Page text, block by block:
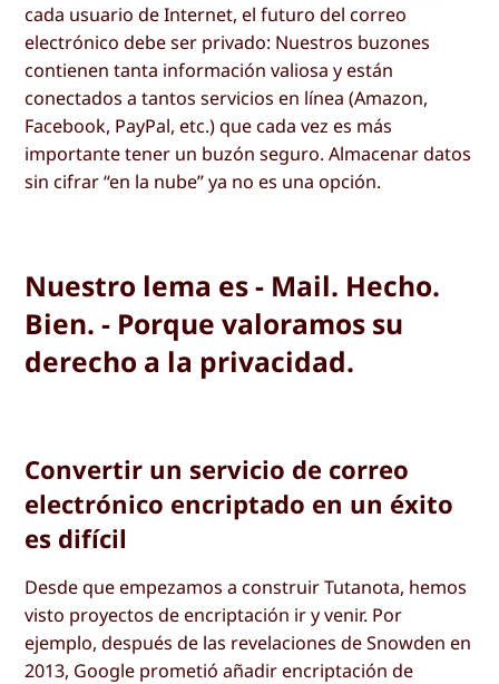
cada usuario de Internet, el futuro del correo
electrónico debe ser privado: Nuestros buzones
contienen tanta información valiosa y están
conectados a tantos servicios en línea (Amazon,
Facebook, PayPal, etc.) que cada vez es más
importante tener un buzón seguro. Almacenar datos
sin cifrar “en la nube” ya no es una opción.
Nuestro lema es - Mail. Hecho.
Bien. - Porque valoramos su
derecho a la privacidad.
Convertir un servicio de correo
electrónico encriptado en un éxito
es difícil
Desde que empezamos a construir Tutanota, hemos
visto proyectos de encriptación ir y venir. Por
ejemplo, después de las revelaciones de Snowden en
2013, Google prometió añadir encriptación de